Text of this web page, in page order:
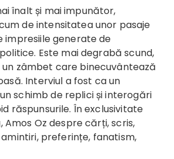
de intensitatea unor pasaje
impresiile generate de
Este mai degrabă scund,
zâmbet care binecuvântează
Interviul a fost ca un
schimb de replici și interogări
răspunsurile. În exclusivitate
Amos Oz despre cărți, scris,
preferințe, fanatism,